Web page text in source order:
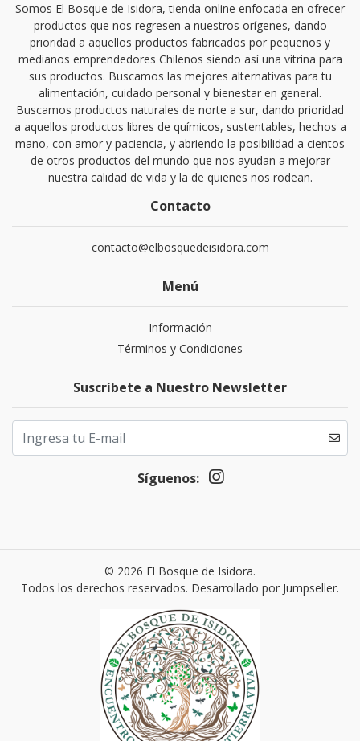
Somos El Bosque de Isidora, tienda online enfocada en ofrecer
productos que nos regresen a nuestros orígenes, dando
prioridad a aquellos productos fabricados por pequeños y
medianos emprendedores Chilenos siendo así una vitrina para
sus productos. Buscamos las mejores alternativas para tu
alimentación, cuidado personal y bienestar en general.
Buscamos productos naturales de norte a sur, dando prioridad
a aquellos productos libres de químicos, sustentables, hechos a
mano, con amor y paciencia, y abriendo la posibilidad a cientos
de otros productos del mundo que nos ayudan a mejorar
nuestra calidad de vida y la de quienes nos rodean.
Contacto
contacto@elbosquedeisidora.com
Menú
Información
Términos y Condiciones
Suscríbete a Nuestro Newsletter
Síguenos:
© 2026 El Bosque de Isidora.
Todos los derechos reservados. Desarrollado por Jumpseller.